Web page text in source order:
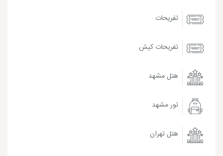
تفریحات
تفریحات کیش
هتل مشهد
تور مشهد
هتل تهران